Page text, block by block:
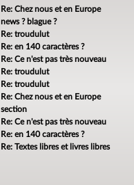
Re: Chez nous et en Europe
news ? blague ?
Re: troudulut
Re: en 140 caractères ?
Re: Ce n'est pas très nouveau
Re: troudulut
Re: troudulut
Re: Chez nous et en Europe
section
Re: Ce n'est pas très nouveau
Re: en 140 caractères ?
Re: Textes libres et livres libres